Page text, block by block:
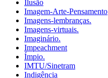
Ilusão
Imagem-Arte-Pensamento
Imagens-lembranças.
Imagens-virtuais.
Imaginário.
Impeachment
Ímpio.
IMTU/Sinetram
Indigência